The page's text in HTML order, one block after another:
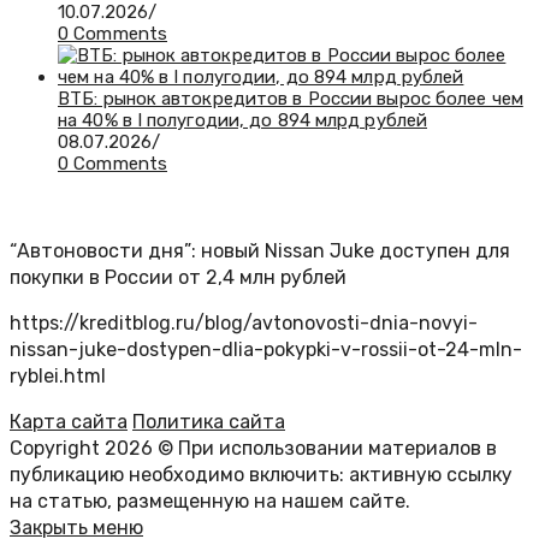
10.07.2026/
0 Comments
ВТБ: рынок автокредитов в России вырос более чем
на 40% в I полугодии, до 894 млрд рублей
08.07.2026/
0 Comments
“Автоновости дня”: новый Nissan Juke доступен для
покупки в России от 2,4 млн рублей
https://kreditblog.ru/blog/avtonovosti-dnia-novyi-
nissan-juke-dostypen-dlia-pokypki-v-rossii-ot-24-mln-
ryblei.html
Карта сайта Политика сайта
Copyright 2026 © При использовании материалов в
публикацию необходимо включить: активную ссылку
на статью, размещенную на нашем сайте.
Закрыть меню